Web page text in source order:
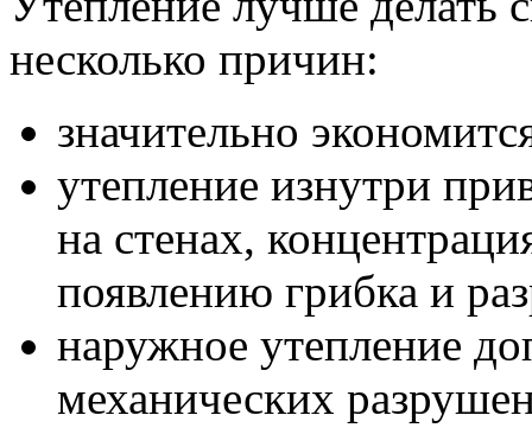
несколько причин:
значительно
утепление изнутри
на стенах,
появлению грибка и
наружное утепление
механических